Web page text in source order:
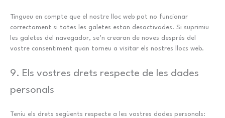
Tingueu en compte que el nostre lloc web pot no funcionar
correctament si totes les galetes estan desactivades. Si suprimiu
les galetes del navegador, se’n crearan de noves després del
vostre consentiment quan torneu a visitar els nostres llocs web.
9. Els vostres drets respecte de les dades
personals
Teniu els drets següents respecte a les vostres dades personals: